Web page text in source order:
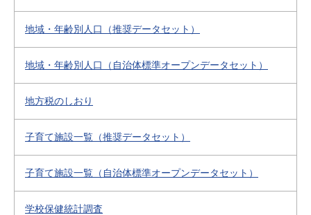
地域・年齢別人口（推奨データセット）
地域・年齢別人口（自治体標準オープンデータセット）
地方税のしおり
子育て施設一覧（推奨データセット）
子育て施設一覧（自治体標準オープンデータセット）
学校保健統計調査